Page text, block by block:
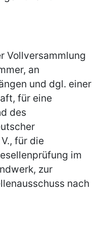
Vollversammlung
an
und dgl. einer
für eine
des
für die
im
zur
nach